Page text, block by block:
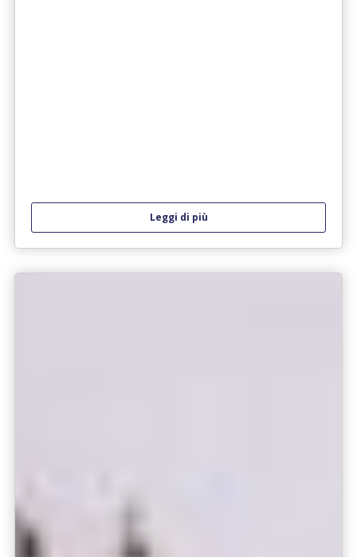
Leggi di più